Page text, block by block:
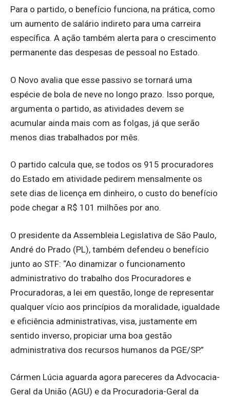
Para o partido, o benefício funciona, na prática, como
um aumento de salário indireto para uma carreira
específica. A ação também alerta para o crescimento
permanente das despesas de pessoal no Estado.
O Novo avalia que esse passivo se tornará uma
espécie de bola de neve no longo prazo. Isso porque,
argumenta o partido, as atividades devem se
acumular ainda mais com as folgas, já que serão
menos dias trabalhados por mês.
O partido calcula que, se todos os 915 procuradores
do Estado em atividade pedirem mensalmente os
sete dias de licença em dinheiro, o custo do benefício
pode chegar a R$ 101 milhões por ano.
O presidente da Assembleia Legislativa de São Paulo,
André do Prado (PL), também defendeu o benefício
junto ao STF: “Ao dinamizar o funcionamento
administrativo do trabalho dos Procuradores e
Procuradoras, a lei em questão, longe de representar
qualquer vício aos princípios da moralidade, igualdade
e eficiência administrativas, visa, justamente em
sentido inverso, propiciar uma boa gestão
administrativa dos recursos humanos da PGE/SP.”
Cármen Lúcia aguarda agora pareceres da Advocacia-
Geral da União (AGU) e da Procuradoria-Geral da